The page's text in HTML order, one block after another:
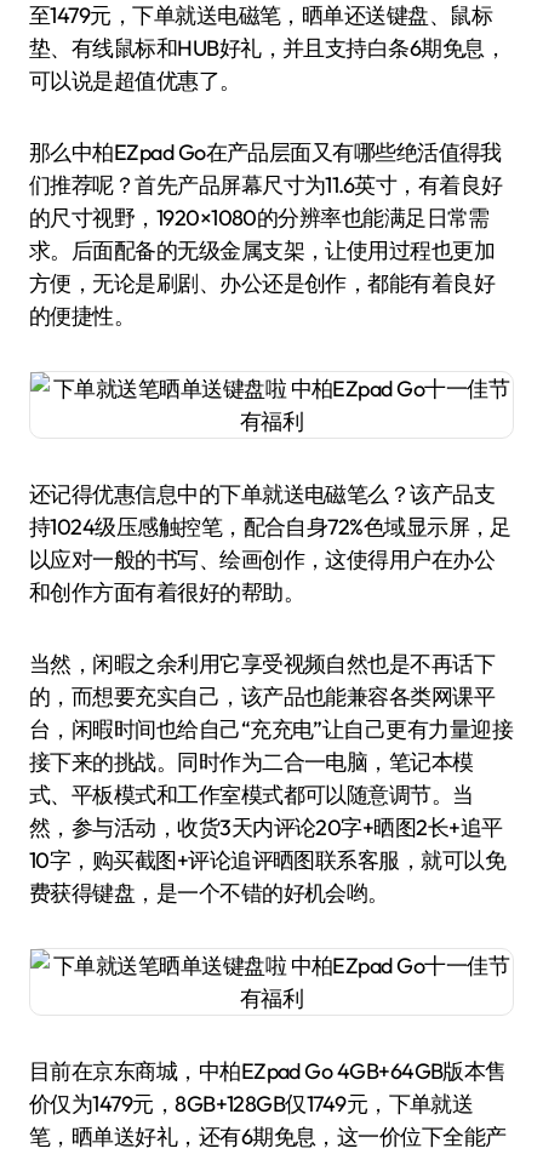
至1479元，下单就送电磁笔，晒单还送键盘、鼠标
垫、有线鼠标和HUB好礼，并且支持白条6期免息，
可以说是超值优惠了。
那么中柏EZpad Go在产品层面又有哪些绝活值得我
们推荐呢？首先产品屏幕尺寸为11.6英寸，有着良好
的尺寸视野，1920×1080的分辨率也能满足日常需
求。后面配备的无级金属支架，让使用过程也更加
方便，无论是刷剧、办公还是创作，都能有着良好
的便捷性。
还记得优惠信息中的下单就送电磁笔么？该产品支
持1024级压感触控笔，配合自身72%色域显示屏，足
以应对一般的书写、绘画创作，这使得用户在办公
和创作方面有着很好的帮助。
当然，闲暇之余利用它享受视频自然也是不再话下
的，而想要充实自己，该产品也能兼容各类网课平
台，闲暇时间也给自己“充充电”让自己更有力量迎接
接下来的挑战。同时作为二合一电脑，笔记本模
式、平板模式和工作室模式都可以随意调节。当
然，参与活动，收货3天内评论20字+晒图2长+追平
10字，购买截图+评论追评晒图联系客服，就可以免
费获得键盘，是一个不错的好机会哟。
目前在京东商城，中柏EZpad Go 4GB+64GB版本售
价仅为1479元，8GB+128GB仅1749元，下单就送
笔，晒单送好礼，还有6期免息，这一价位下全能产